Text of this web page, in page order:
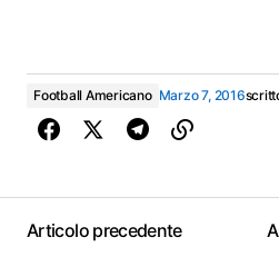
Football Americano Marzo 7, 2016
Articolo precedente